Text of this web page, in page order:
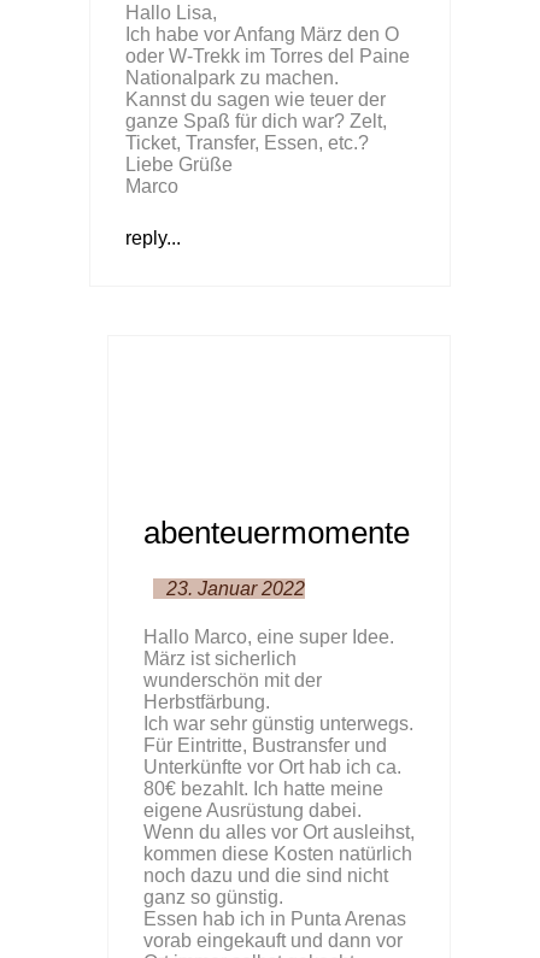
Hallo Lisa,
Ich habe vor Anfang März den O
oder W-Trekk im Torres del Paine
Nationalpark zu machen.
Kannst du sagen wie teuer der
ganze Spaß für dich war? Zelt,
Ticket, Transfer, Essen, etc.?
Liebe Grüße
Marco
reply...
abenteuermomente
23. Januar 2022
Hallo Marco, eine super Idee.
März ist sicherlich
wunderschön mit der
Herbstfärbung.
Ich war sehr günstig unterwegs.
Für Eintritte, Bustransfer und
Unterkünfte vor Ort hab ich ca.
80€ bezahlt. Ich hatte meine
eigene Ausrüstung dabei.
Wenn du alles vor Ort ausleihst,
kommen diese Kosten natürlich
noch dazu und die sind nicht
ganz so günstig.
Essen hab ich in Punta Arenas
vorab eingekauft und dann vor